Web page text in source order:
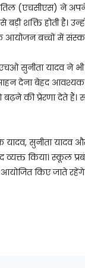
(एचसीएस) ने
शक्ति होती है।
आयोजन बच्चों में
सुनीता यादव ने
देना बेहद
की प्रेरणा देते हैं।
यादव, सुनीता यादव
व्यक्त किया।
किए जाते